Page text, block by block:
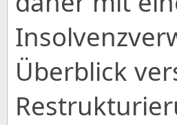
Überblick